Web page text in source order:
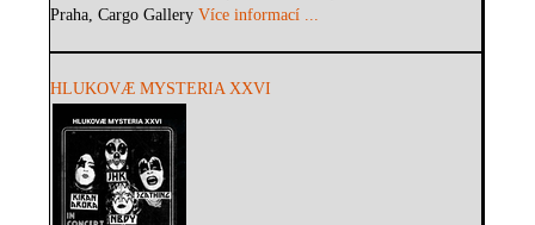
Praha, Cargo GalleryVíce informací ...
HLUKOVÆ MYSTERIA XXVI